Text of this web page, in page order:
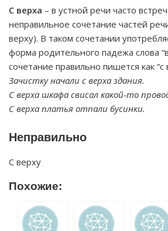
С верха – в устной речи часто
неправильное сочетание частей
верху). В таком сочетании
форма родительного падежа слова
сочетание правильно пишется как “с
Зачистку начали с верха здания.
С верха шкафа свисал какой-то
С верха платья отпали бусинки.
Неправильно
С верху
Похожие: